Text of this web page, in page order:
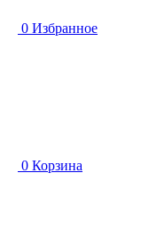
0 Избранное
0 Корзина